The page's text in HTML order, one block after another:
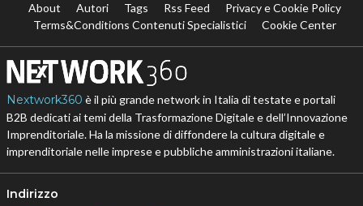
About Autori Tags Rss Feed
Privacy e Cookie Policy
Terms&Conditions Contenuti Specialistici
Cookie Center
Nextwork360 è il più grande network in Italia di testate e portali
B2B dedicati ai temi della Trasformazione Digitale e dell’Innovazione
Imprenditoriale. Ha la missione di diffondere la cultura digitale e
imprenditoriale nelle imprese e pubbliche amministrazioni italiane.
Indirizzo